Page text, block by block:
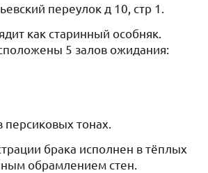
переулок д 10, стр 1.
как старинный особняк.
5 залов ожидания:
тонах.
брака исполнен в тёплых
обрамлением стен.